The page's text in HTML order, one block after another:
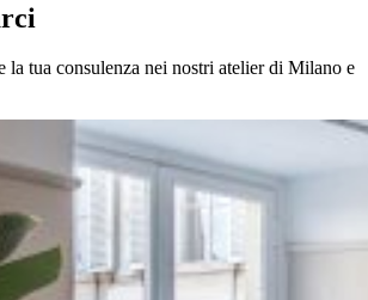
la tua consulenza nei nostri atelier di Milano e